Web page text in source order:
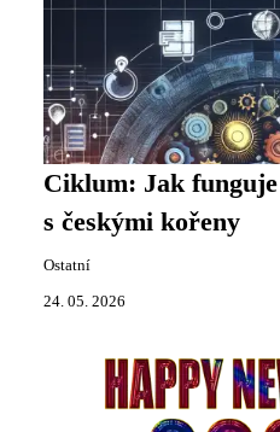
Ciklum: Jak
s českými kořeny
Ostatní
24. 05. 2026